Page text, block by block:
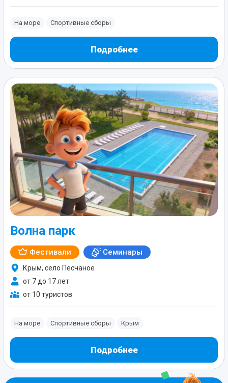
На море Спортивные сборы
Подробнее
Волна парк
Фестивали Семинары
Крым, село Песчаное
от 7 до 17 лет
от 10 туристов
На море Спортивные сборы Крым
Подробнее